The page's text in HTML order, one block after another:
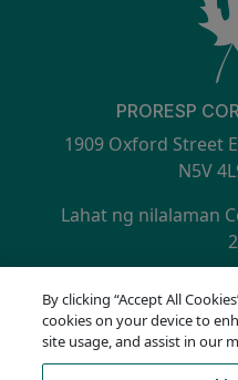
PRORESP
1909 Oxford Street
N5V
Lahat ng nilalaman
SECONDARY
Hotline
Mga
By clicking “Accept All
cookies on your device to
site usage, and assist in our